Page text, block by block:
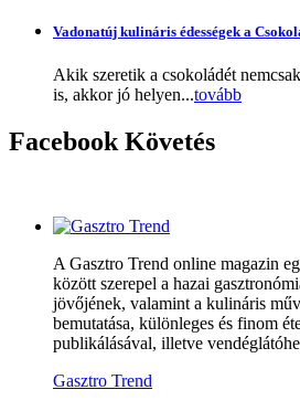
Vadonatúj kulináris édességek a
Akik szeretik a csokoládét
is, akkor jó helyen...tovább
Facebook Követés
A Gasztro Trend online magazin
között szerepel a hazai
jövőjének, valamint a kulináris
bemutatása, különleges és finom
publikálásával, illetve
Gasztro Trend